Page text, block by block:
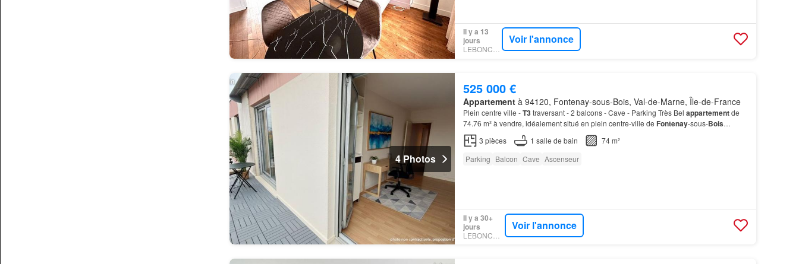
Il y a 13
jours
Voir l'annonce
4 Photos
525 000 €
Appartementà 94120, Fontenay-sous-Bois, Val-de-Marne, Île-de-France
Plein centre ville -T3traversant - 2 balcons - Cave - Parking Très Bel appartementde
74.76 m² à vendre, idéalement situé en plein centre-ville de Fontenay-sous-Bois
Construit en 1975 cet traversant comprend 2 c…
3 pièces 1 salle de bain
74 m²
Parking Balcon Cave Ascenseur
Il y a 30+
jours
Voir l'annonce